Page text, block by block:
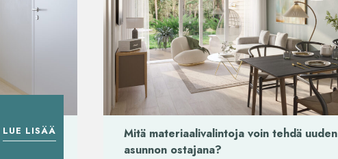
LUE LISÄÄ
Mitä materiaalivalintoja voin tehdä uuden
asunnon ostajana?